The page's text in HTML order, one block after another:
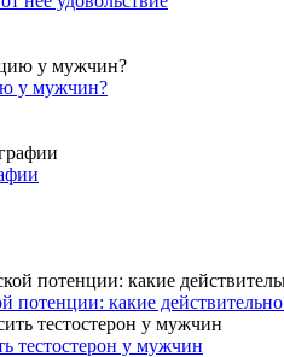
у мужчин?
какие действительно
тестостерон у мужчин